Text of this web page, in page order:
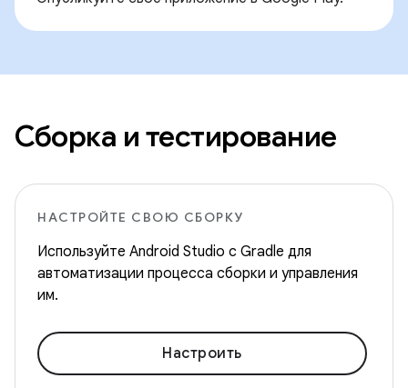
Сборка и тестирование
НАСТРОЙТЕ СВОЮ СБОРКУ
Используйте Android Studio с Gradle для
автоматизации процесса сборки и управления
им.
Настроить